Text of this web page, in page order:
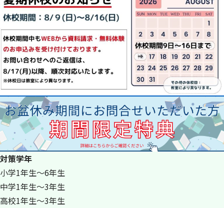
対策学年
小学1年生～6年生
中学1年生～3年生
高校1年生～3年生